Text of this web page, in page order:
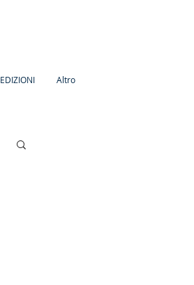
EDIZIONI Altro